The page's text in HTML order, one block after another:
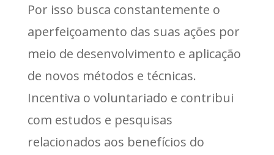
Por isso busca constantemente o
aperfeiçoamento das suas ações por
meio de desenvolvimento e aplicação
de novos métodos e técnicas.
Incentiva o voluntariado e contribui
com estudos e pesquisas
relacionados aos benefícios do